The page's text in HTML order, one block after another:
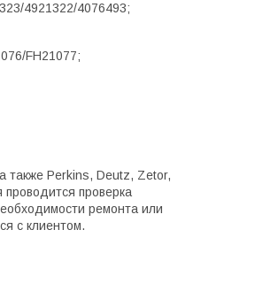
4921322/4076493;
FH21077;
Perkins, Deutz, Zetor,
проверка
ремонта или
с клиентом.